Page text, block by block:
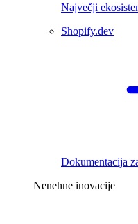
Največji
Shopify.dev
Dokumentacija
Nenehne inovacije